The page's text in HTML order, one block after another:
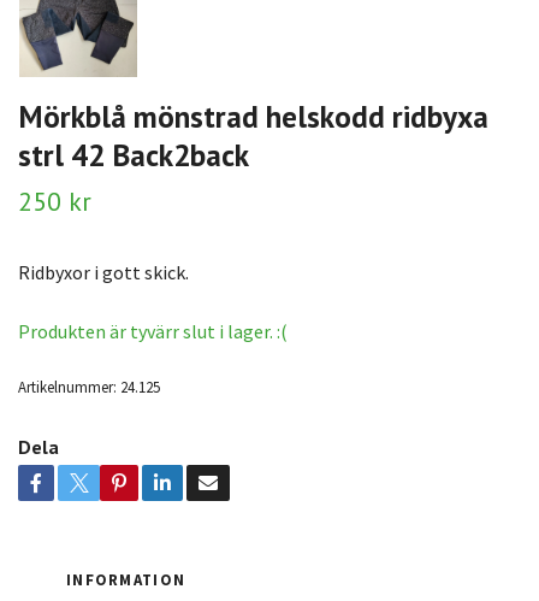
Mörkblå mönstrad helskodd ridbyxa
strl 42 Back2back
250 kr
Ridbyxor i gott skick.
Produkten är tyvärr slut i lager. :(
Artikelnummer: 24.125
Dela
INFORMATION